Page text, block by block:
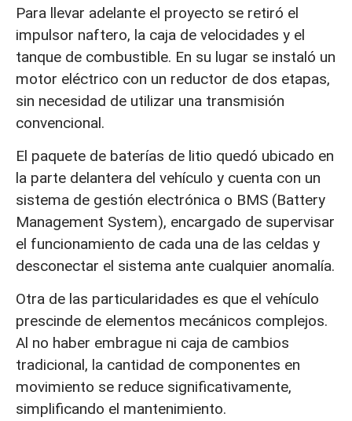
Para llevar adelante el proyecto se retiró el
impulsor naftero, la caja de velocidades y el
tanque de combustible. En su lugar se instaló un
motor eléctrico con un reductor de dos etapas,
sin necesidad de utilizar una transmisión
convencional.
El paquete de baterías de litio quedó ubicado en
la parte delantera del vehículo y cuenta con un
sistema de gestión electrónica o BMS (Battery
Management System), encargado de supervisar
el funcionamiento de cada una de las celdas y
desconectar el sistema ante cualquier anomalía.
Otra de las particularidades es que el vehículo
prescinde de elementos mecánicos complejos.
Al no haber embrague ni caja de cambios
tradicional, la cantidad de componentes en
movimiento se reduce significativamente,
simplificando el mantenimiento.